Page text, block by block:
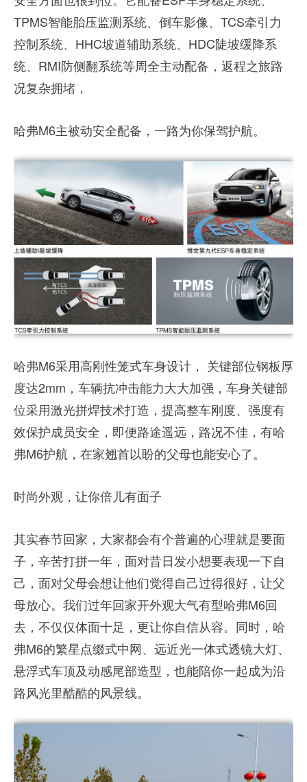
TPMS智能胎压监测系统、倒车影像、TCS牵引力
控制系统、HHC坡道辅助系统、HDC陡坡缓降系
统、RMI防侧翻系统等周全主动配备，返程之旅路
况复杂拥堵，
哈弗M6主被动安全配备，一路为你保驾护航。
哈弗M6采用高刚性笼式车身设计， 关键部位钢板厚
度达2mm，车辆抗冲击能力大大加强，车身关键部
位采用激光拼焊技术打造，提高整车刚度、强度有
效保护成员安全，即便路途遥远，路况不佳，有哈
弗M6护航，在家翘首以盼的父母也能安心了。
时尚外观，让你倍儿有面子
其实春节回家，大家都会有个普遍的心理就是要面
子，辛苦打拼一年，面对昔日发小想要表现一下自
己，面对父母会想让他们觉得自己过得很好，让父
母放心。我们过年回家开外观大气有型哈弗M6回
去，不仅仅体面十足，更让你自信从容。同时，哈
弗M6的繁星点缀式中网、远近光一体式透镜大灯、
悬浮式车顶及动感尾部造型，也能陪你一起成为沿
路风光里酷酷的风景线。